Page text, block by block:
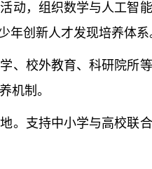
，组织数学与人工智
年创新人才发现培养体系
校外教育、科研院所
机制。
支持中小学与高校联